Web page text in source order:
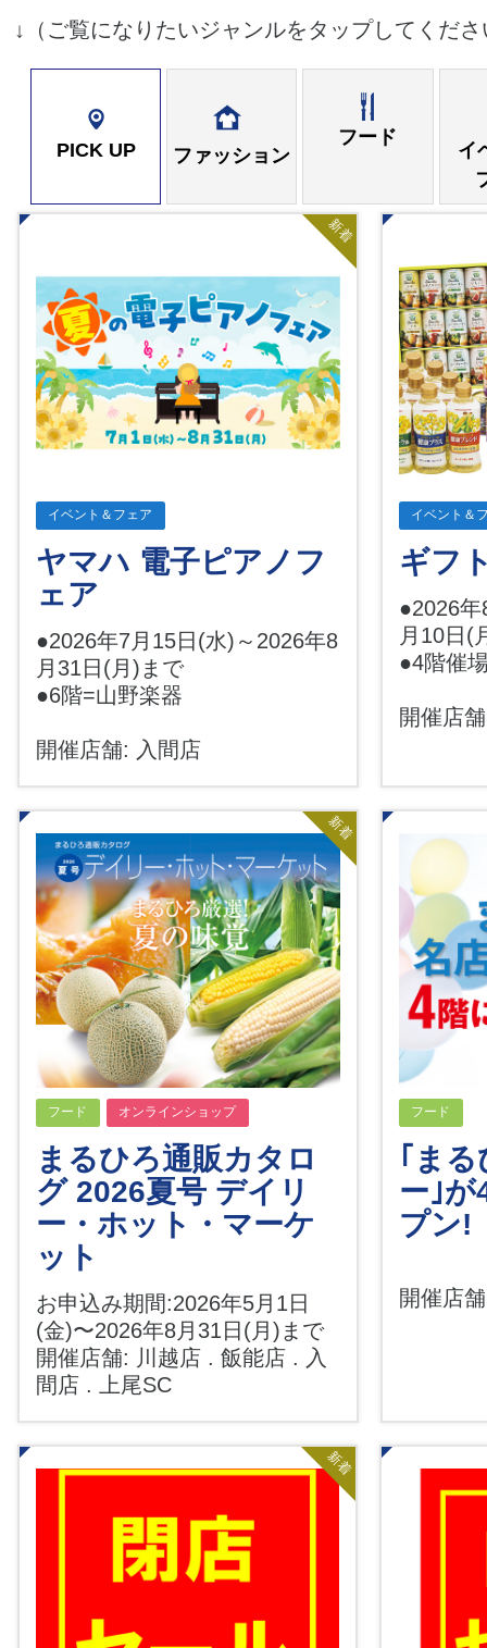
↓（ご覧になりたいジャンルをタップしてくださ
PICK UP ファッション
フード
イ
新着
イベント＆フェア
ヤマハ 電子ピアノフ
ェア
●2026年7月15日(水)～2026年8
月31日(月)まで
●6階=山野楽器
開催店舗: 入間店
イベント＆
ギフ
●2026
月10日(
●4階催
開催店
新着
フード オンラインショップ
まるひろ通販カタロ
グ 2026夏号 デイリ
ー・ホット・マーケ
ット
お申込み期間:2026年5月1日
(金)〜2026年8月31日(月)まで
開催店舗: 川越店 . 飯能店 . 入
間店 . 上尾SC
フード
｢ま
ー｣が
プン!
開催店
新着